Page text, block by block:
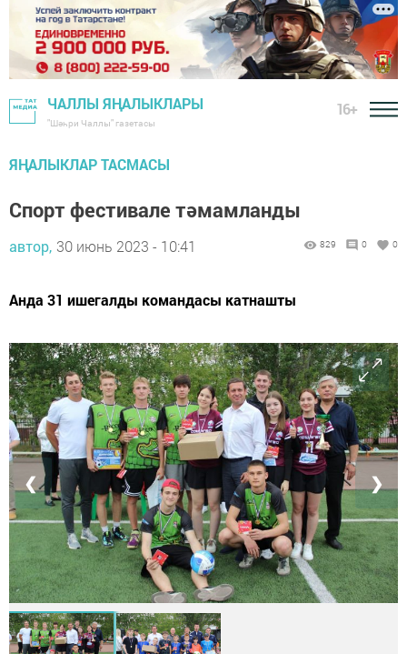
ЧАЛЛЫ ЯҢАЛЫКЛАРЫ
"Шәһри Чаллы" газетасы
16+
ЯҢАЛЫКЛАР ТАСМАСЫ
Спорт фестивале тәмамланды
автор, 30 июнь 2023 - 10:41 829 0 0
Анда 31 ишегалды командасы катнашты
❮ ❯